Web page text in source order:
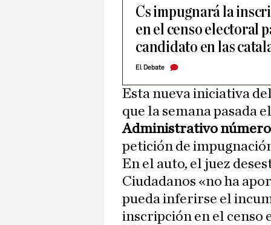
Cs impugnará la
en el censo electoral
candidato en las
El Debate
Esta nueva iniciativa
que la semana pasada
Administrativo
petición de
En el auto, el juez
Ciudadanos «no ha
pueda inferirse el
inscripción en el censo